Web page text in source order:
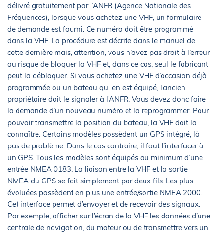
délivré gratuitement par l’ANFR (Agence Nationale des
Fréquences), lorsque vous achetez une VHF, un formulaire
de demande est fourni. Ce numéro doit être programmé
dans la VHF. La procédure est décrite dans le manuel de
cette dernière mais, attention, vous n’avez pas droit à l’erreur
au risque de bloquer la VHF et, dans ce cas, seul le fabricant
peut la débloquer. Si vous achetez une VHF d’occasion déjà
programmée ou un bateau qui en est équipé, l’ancien
propriétaire doit le signaler à l’ANFR. Vous devez donc faire
la demande d’un nouveau numéro et la reprogrammer. Pour
pouvoir transmettre la position du bateau, la VHF doit la
connaître. Certains modèles possèdent un GPS intégré, là
pas de problème. Dans le cas contraire, il faut l’interfacer à
un GPS. Tous les modèles sont équipés au minimum d’une
entrée NMEA 0183. La liaison entre la VHF et la sortie
NMEA du GPS se fait simplement par deux fils. Les plus
évoluées possèdent en plus une entrée/sortie NMEA 2000.
Cet interface permet d’envoyer et de recevoir des signaux.
Par exemple, afficher sur l’écran de la VHF les données d’une
centrale de navigation, du moteur ou de transmettre vers un